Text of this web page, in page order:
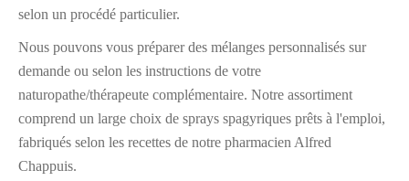
selon un procédé particulier.
Nous pouvons vous préparer des mélanges personnalisés sur
demande ou selon les instructions de votre
naturopathe/thérapeute complémentaire. Notre assortiment
comprend un large choix de sprays spagyriques prêts à l'emploi,
fabriqués selon les recettes de notre pharmacien Alfred
Chappuis.